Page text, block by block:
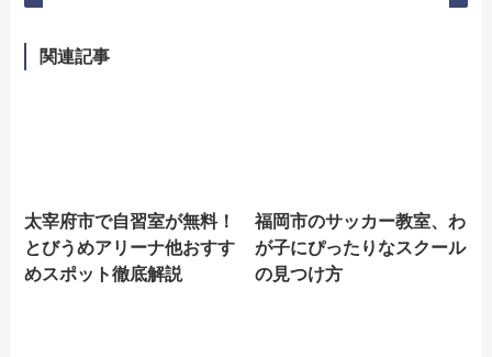
関連記事
太宰府市で自習室が無料！
とびうめアリーナ他おすす
めスポット徹底解説
福岡市のサッカー教室、わ
が子にぴったりなスクール
の見つけ方